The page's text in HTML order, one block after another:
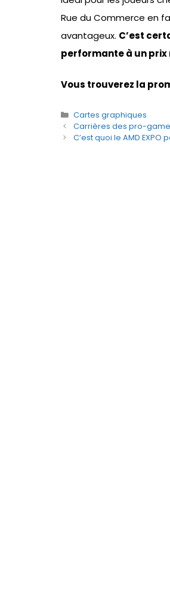
Rue du Commerce en
avantageux. C’est
performante à un prix
Vous trouverez la
Catégories
Cartes graphiques
Carrières des pro-
C’est quoi le AMD EXPO